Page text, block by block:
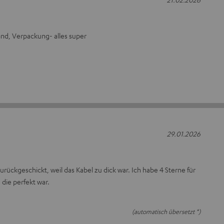
Verpackung- alles super
weil das Kabel zu dick war. Ich habe 4 Sterne für
perfekt war.
(automatisch übersetzt *)
29.01.2026